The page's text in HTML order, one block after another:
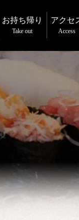
お持ち帰り
Take out
アクセ
Access